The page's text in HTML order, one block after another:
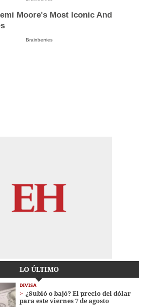
Moore's Most Iconic And
Brainberries
LO ÚLTIMO
DIVISA
¿Subió o bajó? El precio del dólar
para este viernes 7 de agosto